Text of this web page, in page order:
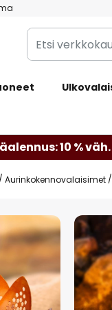
Etsi
verkkokaupan
10 %
Aurinkokennovalaisimet